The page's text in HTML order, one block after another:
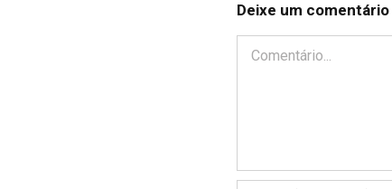
Deixe um comentário
Comentário